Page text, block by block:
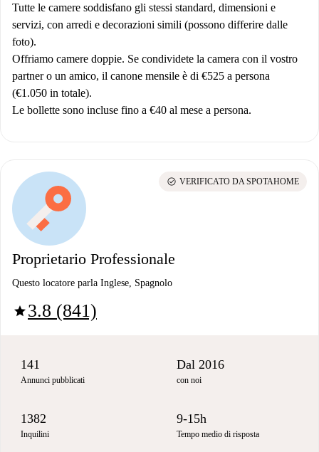
Tutte le camere soddisfano gli stessi standard, dimensioni e
servizi, con arredi e decorazioni simili (possono differire dalle
foto).
Offriamo camere doppie. Se condividete la camera con il vostro
partner o un amico, il canone mensile è di €525 a persona
(€1.050 in totale).
Le bollette sono incluse fino a €40 al mese a persona.
Proprietario Professionale
Questo locatore parla Inglese, Spagnolo
star3.8 (841)
check_circle VERIFICATO DA SPOTAHOME
141
Annunci pubblicati
Dal 2016
con noi
1382
Inquilini
9-15h
Tempo medio di risposta